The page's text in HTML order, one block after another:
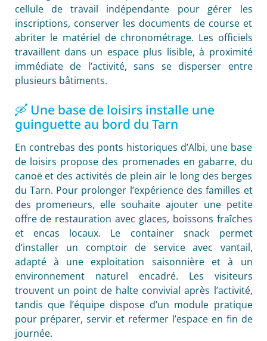
cellule de travail indépendante pour gérer les
inscriptions, conserver les documents de course et
abriter le matériel de chronométrage. Les officiels
travaillent dans un espace plus lisible, à proximité
immédiate de l’activité, sans se disperser entre
plusieurs bâtiments.
🛶 Une base de loisirs installe une
guinguette au bord du Tarn
En contrebas des ponts historiques d’Albi, une base
de loisirs propose des promenades en gabarre, du
canoë et des activités de plein air le long des berges
du Tarn. Pour prolonger l’expérience des familles et
des promeneurs, elle souhaite ajouter une petite
offre de restauration avec glaces, boissons fraîches
et encas locaux. Le container snack permet
d’installer un comptoir de service avec vantail,
adapté à une exploitation saisonnière et à un
environnement naturel encadré. Les visiteurs
trouvent un point de halte convivial après l’activité,
tandis que l’équipe dispose d’un module pratique
pour préparer, servir et refermer l’espace en fin de
journée.